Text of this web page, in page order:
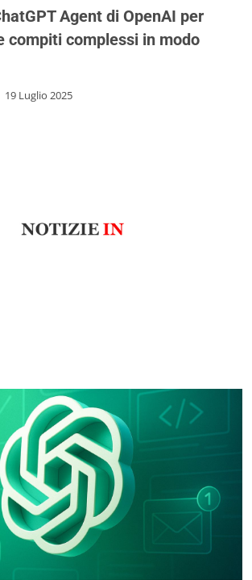
Agent di OpenAI per
compiti complessi in modo
19 Luglio 2025